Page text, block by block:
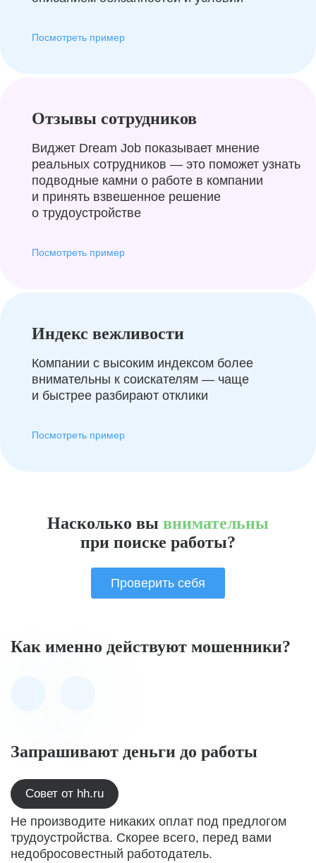
Посмотреть пример
Отзывы сотрудников
Виджет Dream Job показывает мнение
реальных сотрудников — это поможет узнать
подводные камни о работе в компании
и принять взвешенное решение
о трудоустройстве
Посмотреть пример
Индекс вежливости
Компании с высоким индексом более
внимательны к соискателям — чаще
и быстрее разбирают отклики
Посмотреть пример
Насколько вы внимательны
при поиске работы?
Проверить себя
Как именно действуют мошенники?
Запрашивают деньги до работы
Совет от hh.ru
Не производите никаких оплат под предлогом
трудоустройства. Скорее всего, перед вами
недобросовестный работодатель.